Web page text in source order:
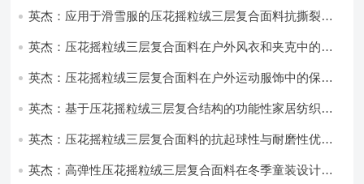
英杰：应用于滑雪服的压花摇粒绒三层复合面料抗撕裂与
英杰：压花摇粒绒三层复合面料在户外风衣和夹克中的应
英杰：压花摇粒绒三层复合面料在户外运动服饰中的保暖
英杰：基于压花摇粒绒三层复合结构的功能性家居纺织品
英杰：压花摇粒绒三层复合面料的抗起球性与耐磨性优化
英杰：高弹性压花摇粒绒三层复合面料在冬季童装设计中